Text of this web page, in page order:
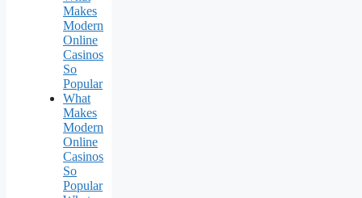
Makes
Modern
Online
Casinos
So
Popular
What
Makes
Modern
Online
Casinos
So
Popular